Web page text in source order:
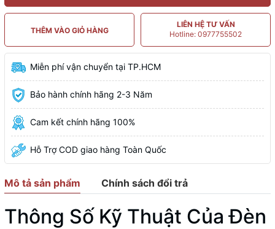
THÊM VÀO GIỎ HÀNG
LIÊN HỆ TƯ VẤN
Hotline: 0977755502
Miễn phí vận chuyển tại TP.HCM
Bảo hành chính hãng 2-3 Năm
Cam kết chính hãng 100%
Hỗ Trợ COD giao hàng Toàn Quốc
Mô tả sản phẩm Chính sách đổi trả
Thông Số Kỹ Thuật Của Đèn